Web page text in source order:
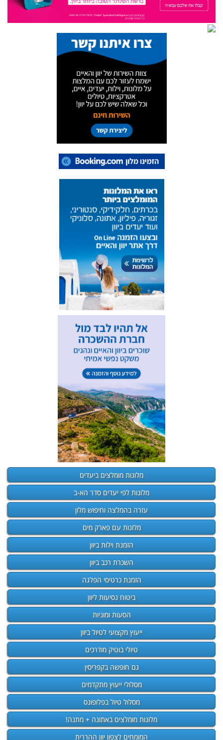
מלונות מומלצים ביעדים
מלונות לפי יעדים סדר הא-ב
עזרה בהמלצה וחיפוש מלון
מלונות עם פארק מים
הזמנת וילות ביוון
השכרת רכב ביוון
הזמנת כרטיסי הפלגה
ביטוח נסיעות ליוון
הסעות ומוניות
ייעוץ מקצועי לטיול ביוון
טיולי בוטיק מודרכים
גם חופשה בקפריסין
מסלולי ייעוץ מתקדמים
מסלול טיול בפלופונס
מלונות מומלצים באתונה + מתנה!
המומחים לצפון יוון ההררית